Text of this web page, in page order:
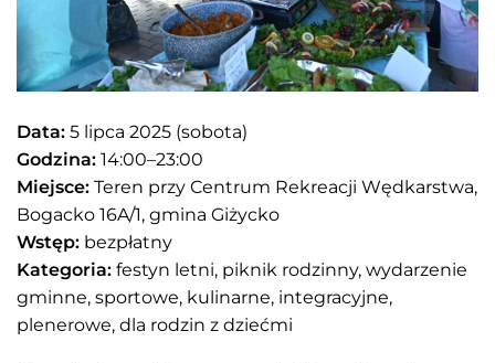
Data: 5 lipca 2025 (sobota)
Godzina: 14:00–23:00
Miejsce: Teren przy Centrum Rekreacji Wędkarstwa,
Bogacko 16A/1, gmina Giżycko
Wstęp: bezpłatny
Kategoria: festyn letni, piknik rodzinny, wydarzenie
gminne, sportowe, kulinarne, integracyjne,
plenerowe, dla rodzin z dziećmi